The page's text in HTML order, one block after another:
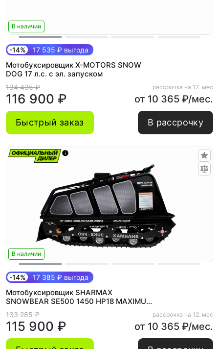
В наличии
-14% 17 535 ₽ выгода
Мотобуксировщик X-MOTORS SNOW
DOG 17 л.с. с эл. запуском
134 435 ₽
116 900 ₽
рассрочка на 12. мес
от 10 365 ₽/мес.
Быстрый заказ В рассрочку
В наличии
-14% 17 385 ₽ выгода
Мотобуксировщик SHARMAX
SNOWBEAR SE500 1450 HP18 MAXIMUM
(NEW)
133 285 ₽
115 900 ₽
рассрочка на 12. мес
от 10 365 ₽/мес.